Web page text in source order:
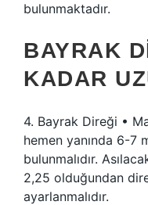
bulunmaktadır.
BAYRAK
KADAR
4. Bayrak Direği •
hemen yanında 6-7
bulunmalıdır.
2,25 olduğundan
ayarlanmalıdır.